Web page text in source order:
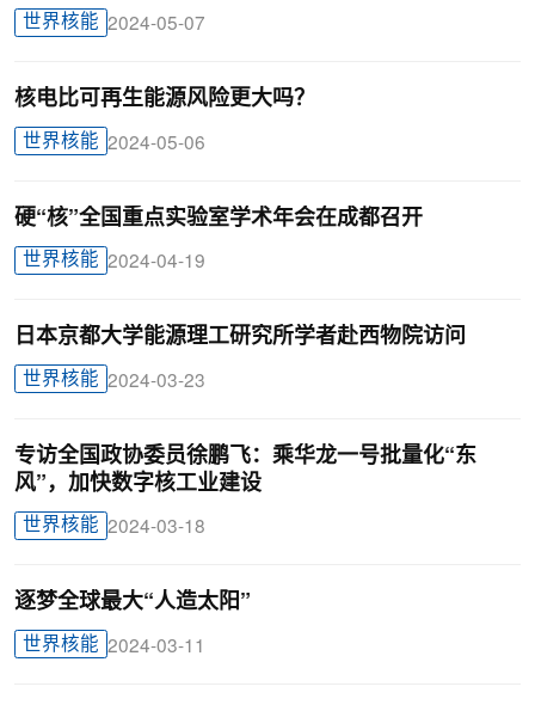
世界核能 2024-05-07
核电比可再生能源风险更大吗？
世界核能 2024-05-06
硬“核”全国重点实验室学术年会在成都召开
世界核能 2024-04-19
日本京都大学能源理工研究所学者赴西物院访问
世界核能 2024-03-23
专访全国政协委员徐鹏飞：乘华龙一号批量化“东
风”，加快数字核工业建设
世界核能 2024-03-18
逐梦全球最大“人造太阳”
世界核能 2024-03-11